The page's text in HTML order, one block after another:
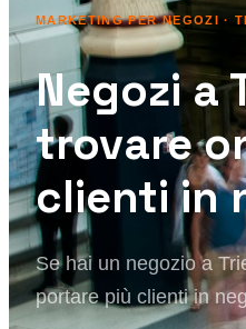
MARKETING PER NEGOZI ·
Negozi a
trovare
clienti in
Se hai un negozio a
portare più clienti in